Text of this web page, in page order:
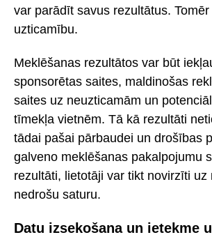
var parādīt savus rezultātus.
uzticamību.
Meklēšanas rezultātos var būt
sponsorētas saites, maldinošas
saites uz neuzticamām un
tīmekļa vietnēm. Tā kā rezultāti
tādai pašai pārbaudei un drošības
galveno meklēšanas pakalpojumu
rezultāti, lietotāji var tikt novirzīti uz
nedrošu saturu.
Datu izsekošana un ietekme